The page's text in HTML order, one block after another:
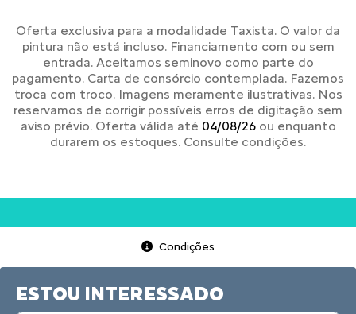
Oferta exclusiva para a modalidade Taxista. O valor da
pintura não está incluso. Financiamento com ou sem
entrada. Aceitamos seminovo como parte do
pagamento. Carta de consórcio contemplada. Fazemos
troca com troco. Imagens meramente ilustrativas. Nos
reservamos de corrigir possíveis erros de digitação sem
aviso prévio. Oferta válida até 04/08/26ou enquanto
durarem os estoques. Consulte condições.
Condições
ESTOU INTERESSADO